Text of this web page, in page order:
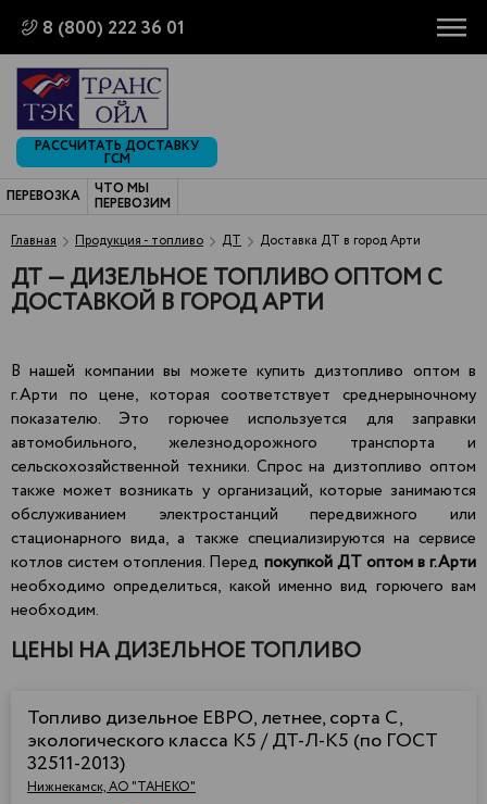
8 (800) 222 36 01
РАССЧИТАТЬ ДОСТАВКУ
ГСМ
ПЕРЕВОЗКА
ЧТО МЫ
ПЕРЕВОЗИМ
Главная
Продукция - топливо ДТ Доставка ДТ в город Арти
ДТ — ДИЗЕЛЬНОЕ ТОПЛИВО ОПТОМ С
ДОСТАВКОЙ В ГОРОД АРТИ
В нашей компании вы можете купить дизтопливо оптом в
г.Арти по цене, которая соответствует среднерыночному
показателю. Это горючее используется для заправки
автомобильного, железнодорожного транспорта и
сельскохозяйственной техники. Спрос на дизтопливо оптом
также может возникать у организаций, которые занимаются
обслуживанием электростанций передвижного или
стационарного вида, а также специализируются на сервисе
котлов систем отопления. Перед покупкой ДТ оптом в г.Арти
необходимо определиться, какой именно вид горючего вам
необходим.
ЦЕНЫ НА ДИЗЕЛЬНОЕ ТОПЛИВО
Топливо дизельное ЕВРО, летнее, сорта С,
экологического класса К5 / ДТ-Л-К5 (по ГОСТ
32511-2013)
Нижнекамск, АО "ТАНЕКО"